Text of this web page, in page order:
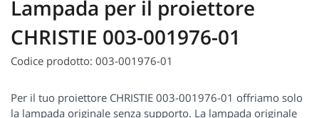
Lampada per il proiettore
CHRISTIE 003-001976-01
Codice prodotto: 003-001976-01
Per il tuo proiettore CHRISTIE 003-001976-01 offriamo solo
la lampada originale senza supporto. La lampada originale